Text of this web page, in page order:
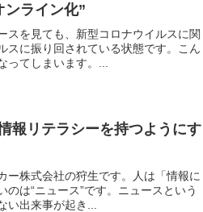
ンライン化”
スを見ても、新型コロナウイルスに関
スに振り回されている状態です。こん
てしまいます。...
報リテラシーを持つようにす
ー株式会社の狩生です。人は「情報に
は“ニュース”です。ニュースという
出来事が起き...